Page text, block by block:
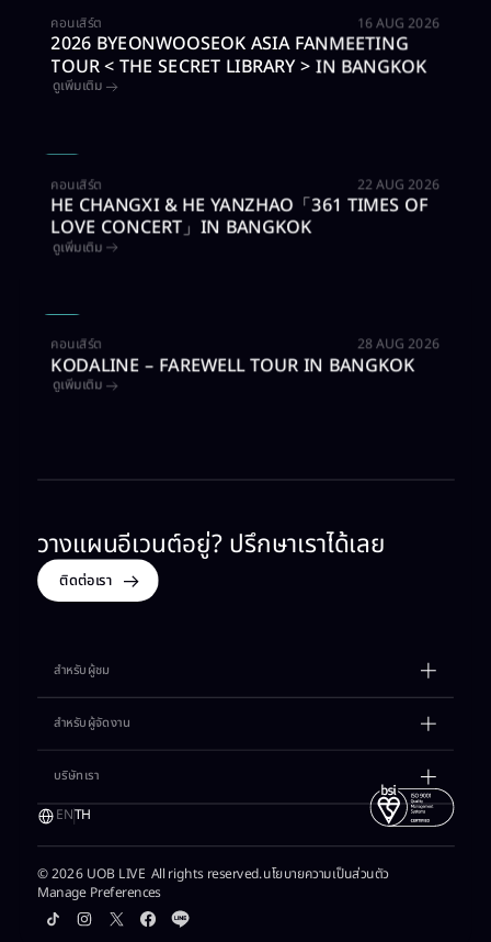
คอนเสิร์ต​ 16 AUG 2026
2026 BYEONWOOSEOK ASIA FANMEETING
TOUR < THE SECRET LIBRARY > IN BANGKOK
ดูเพิ่มเติม
คอนเสิร์ต​ 22 AUG 2026
HE CHANGXI & HE YANZHAO「361 TIMES OF
LOVE CONCERT」IN BANGKOK
ดูเพิ่มเติม
คอนเสิร์ต​ 28 AUG 2026
KODALINE – FAREWELL TOUR IN BANGKOK
ดูเพิ่มเติม
วางแผนอีเวนต์อยู่? ปรึกษาเราได้เลย​
ติดต่อเรา
สำหรับผู้ชม​
ตารางกิจกรรม​
เรื่องราวต่างๆ​
วางแผนการเดินทาง​
แจ้งของหาย​
เงื่อนไขการเข้าพื้นที่​
สำหรับผู้จัดงาน
เช่าสถานที่​
แกลเลอรี​
บริษัทเรา​
แรงบันดาลใจ​
เกี่ยวกับเรา
พาร์ตเนอร์​
ENTH
© 2026 UOB LIVE All rights reserved.นโยบายความเป็นส่วนตัว​
Manage Preferences